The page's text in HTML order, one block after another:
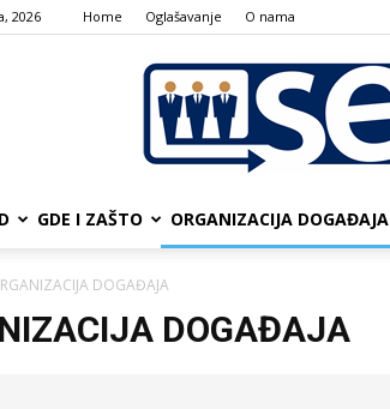
2026 Home Oglašavanje О nama
GDE I ZAŠTO ORGANIZACIJA DOGAĐAJA
DOGAĐAJA
DOGAĐAJA